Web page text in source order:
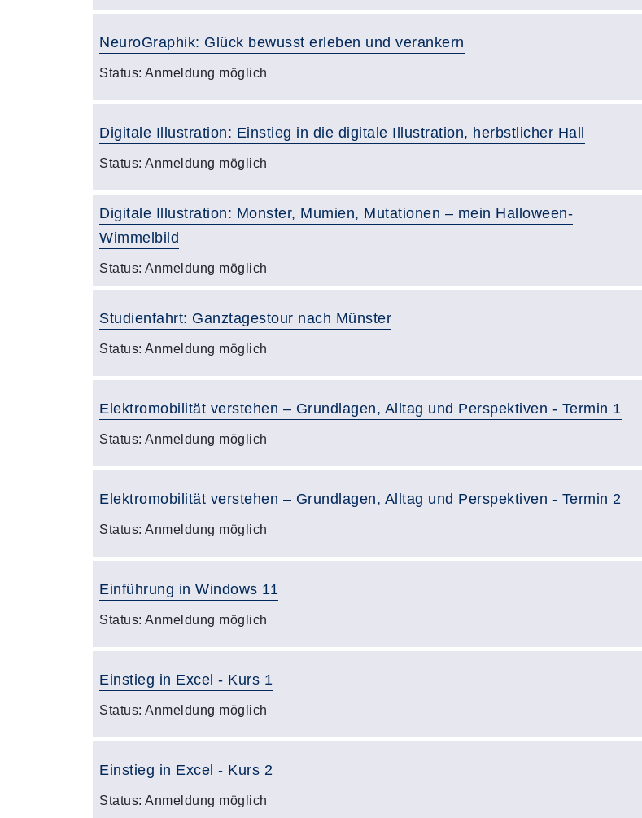
NeuroGraphik: Glück bewusst erleben und verankern
Status: Anmeldung möglich
Digitale Illustration: Einstieg in die digitale Illustration, herbstlicher Hall
Status: Anmeldung möglich
Digitale Illustration: Monster, Mumien, Mutationen – mein Halloween-
Wimmelbild
Status: Anmeldung möglich
Studienfahrt: Ganztagestour nach Münster
Status: Anmeldung möglich
Elektromobilität verstehen – Grundlagen, Alltag und Perspektiven - Termin 1
Status: Anmeldung möglich
Elektromobilität verstehen – Grundlagen, Alltag und Perspektiven - Termin 2
Status: Anmeldung möglich
Einführung in Windows 11
Status: Anmeldung möglich
Einstieg in Excel - Kurs 1
Status: Anmeldung möglich
Einstieg in Excel - Kurs 2
Status: Anmeldung möglich